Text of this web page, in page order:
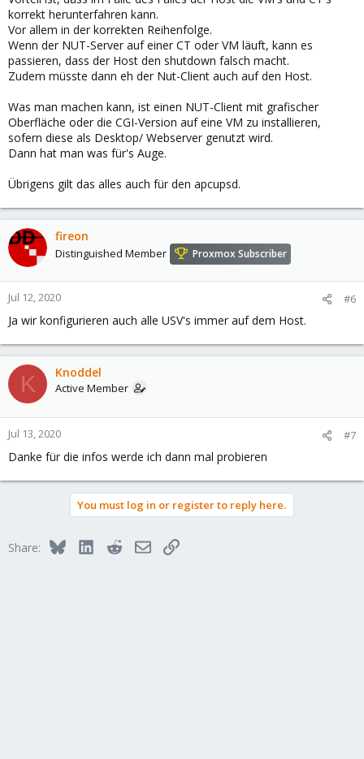
korrekt herunterfahren kann.
Vor allem in der korrekten Reihenfolge.
Wenn der NUT-Server auf einer CT oder VM läuft, kann es
passieren, dass der Host den shutdown falsch macht.
Zudem müsste dann eh der Nut-Client auch auf den Host.
Was man machen kann, ist einen NUT-Client mit grafischer
Oberfläche oder die CGI-Version auf eine VM zu installieren,
sofern diese als Desktop/ Webserver genutzt wird.
Dann hat man was für's Auge.
Übrigens gilt das alles auch für den apcupsd.
fireon
Distinguished Member Proxmox Subscriber
Jul 12, 2020 #6
Ja wir konfigurieren auch alle USV's immer auf dem Host.
K Knoddel
Active Member
Jul 13, 2020 #7
Danke für die infos werde ich dann mal probieren
You must log in or register to reply here.
Share: BlueskyLinkedInRedditEmailLink